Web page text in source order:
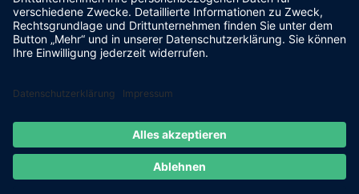
Webmail Datenschutzerklärung
Impressum
internet-lokal.de